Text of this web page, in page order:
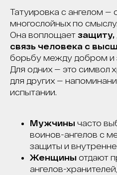
Татуировка с ангелом —
многослойных по смыслу.
Она воплощает защиту,
связь человека с
борьбу между добром и
Для одних — это символ
для других —
испытании.
Мужчины часто
воинов-ангелов с
защиты и
Женщины отдают
ангелов-